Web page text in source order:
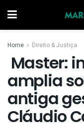
Home Direito & Justiça
Master:
amplia
antiga
Cláudio